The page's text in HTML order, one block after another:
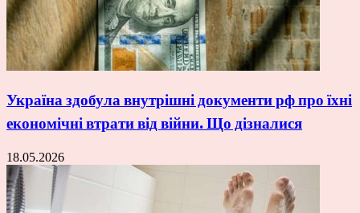
Україна здобула внутрішні документи рф про їхні
економічні втрати від війни. Що дізналися
18.05.2026